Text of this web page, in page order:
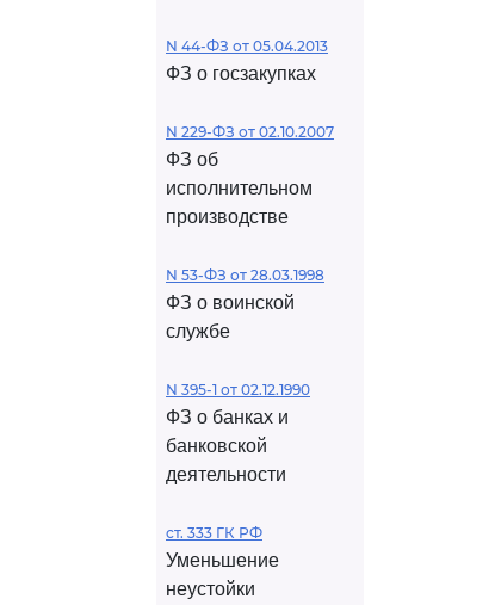
N 44-ФЗ от 05.04.2013
ФЗ о госзакупках
N 229-ФЗ от 02.10.2007
ФЗ об
исполнительном
производстве
N 53-ФЗ от 28.03.1998
ФЗ о воинской
службе
N 395-1 от 02.12.1990
ФЗ о банках и
банковской
деятельности
ст. 333 ГК РФ
Уменьшение
неустойки